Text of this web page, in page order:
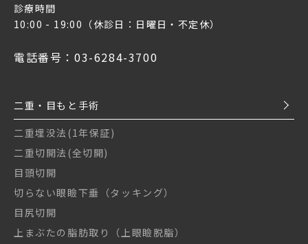
診療時間
10:00 - 19:00 （休診日：日曜日・不定休）
電話番号：03-6284-3700
二重・目もと手術
二重埋没法(1年保証)
二重切開法(全切開)
目頭切開
切らない眼瞼下垂（タッキング）
目尻切開
上まぶたの脂肪取り（上眼瞼脱脂）